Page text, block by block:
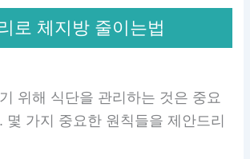
로 체지방 줄이는법
위해 식단을 관리하는 것은 중요
몇 가지 중요한 원칙들을 제안드리